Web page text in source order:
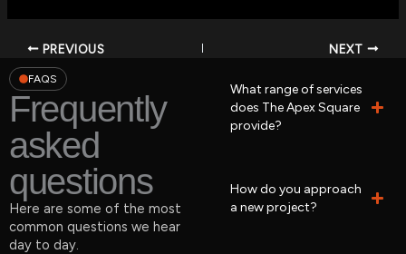
PREVIOUS NEXT
FAQS
Frequently
asked
questions
Here are some of the most
common questions we hear
day to day.
What range of services
does The Apex Square
provide?
How do you approach
a new project?